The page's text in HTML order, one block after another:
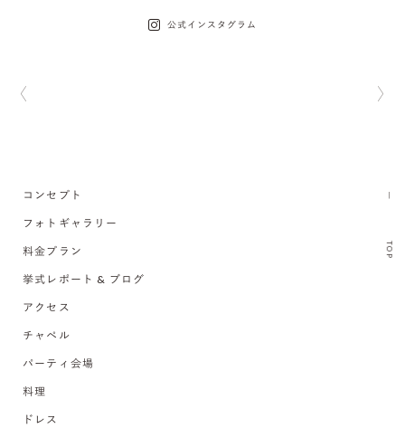
公式インスタグラム
TOP
コンセプト
フォトギャラリー
料金プラン
挙式レポート & ブログ
アクセス
チャペル
パーティ会場
料理
ドレス